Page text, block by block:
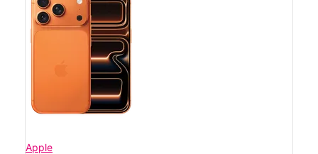
Apple